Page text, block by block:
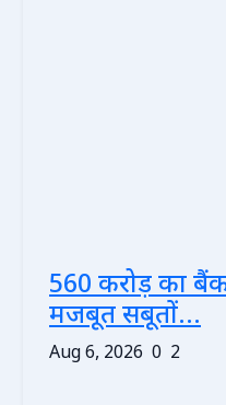
560 करोड़ का
मजबूत सबूतों...
Aug 6, 2026 0 2